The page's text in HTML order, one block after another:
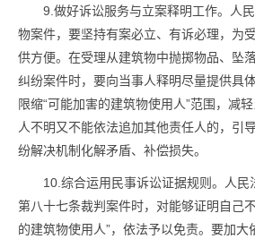
9.做好诉讼服务与立案释明工作。人
物案件，要坚持有案必立、有诉必理，为
供方便。在受理从建筑物中抛掷物品、坠
纠纷案件时，要向当事人释明尽量提供具
限缩“可能加害的建筑物使用人”范围，减
人不明又不能依法追加其他责任人的，引
纷解决机制化解矛盾、补偿损失。
10.综合运用民事诉讼证据规则。人民
第八十七条裁判案件时，对能够证明自己
的建筑物使用人”，依法予以免责。要加大